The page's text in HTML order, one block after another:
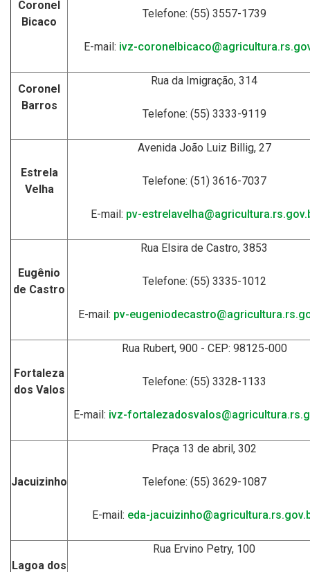
Coronel
Bicaco
Telefone: (55) 3557-1739
E-mail: ivz-
Coronel
Barros
Rua da Imigração, 314
Telefone: (55) 3333-9119
Estrela
Velha
Avenida João Luiz Billig, 27
Telefone: (51) 3616-7037
E-mail: pv-
Eugênio
de Castro
Rua Elsira de Castro, 3853
Telefone: (55) 3335-1012
E-mail: pv-
Fortaleza
dos Valos
Rua Rubert, 900 - CEP: 98125-000
Telefone: (55) 3328-1133
E-mail: ivz-
Jacuizinho
Praça 13 de abril, 302
Telefone: (55) 3629-1087
E-mail: eda-
Lagoa dos
Rua Ervino Petry, 100